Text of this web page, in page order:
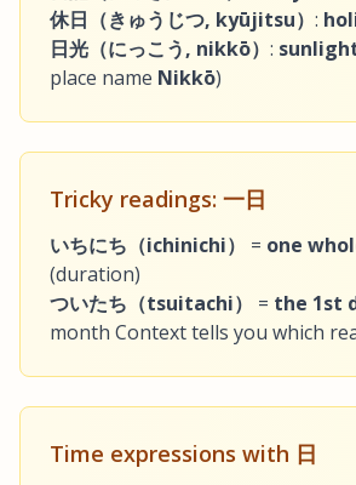
休日（きゅうじつ, kyūjitsu） :
日光（にっこう, nikkō） :
place name Nikkō)
Tricky readings: 一日
いちにち（ichinichi） = one
(duration)
ついたち（tsuitachi）
= the 1st
month Context tells you which
Time expressions with 日